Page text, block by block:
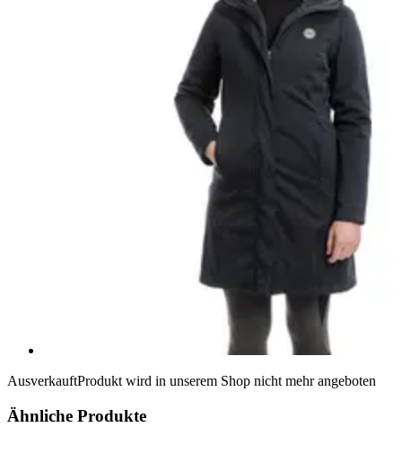
AusverkauftProdukt wird in unserem Shop nicht mehr angeboten
Ähnliche Produkte